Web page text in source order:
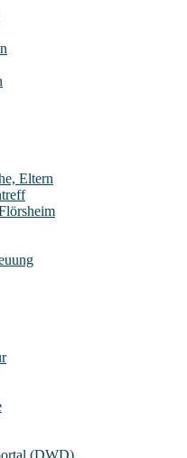
Eltern
(DWD)